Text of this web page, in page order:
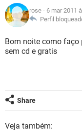
GUIA DE COMPRAS
INSTAGRAM
GUIA DE COMPRAS
CELULAR
OUTLOOK
INSTAGRAM
GUIA DE COMPRAS
JOGOS
CELULAR
OUTLOOK
GLOSSÁRIO
CELULAR
GUIA DE COMPRAS
rose - 6 mar 2011
Perfil
Bom noite como faço
sem cd e gratis
Share
Veja também: